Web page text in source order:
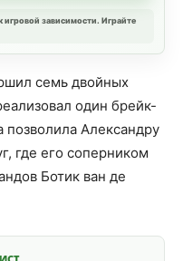
игровой зависимости. Играйте
семь двойных
один брейк-
позволила Александру
где его соперником
Ботик ван де